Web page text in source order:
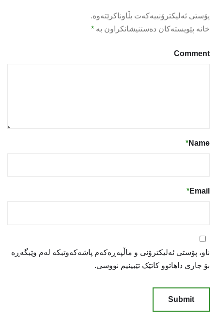
پۆستی ئەلیکترۆنییەکەت بڵاوناکرێتەوە.
خانە پێویستەکان دەستنیشانکراون بە *
Comment
Name
*
Email
*
ناو، پۆستی ئەلیکترۆنی و ماڵپەڕەکەم پاشەکەوتبکە لەم وێبگەڕە
بۆ جاری داهاتوو کاتێک تێبینیم نووسی.